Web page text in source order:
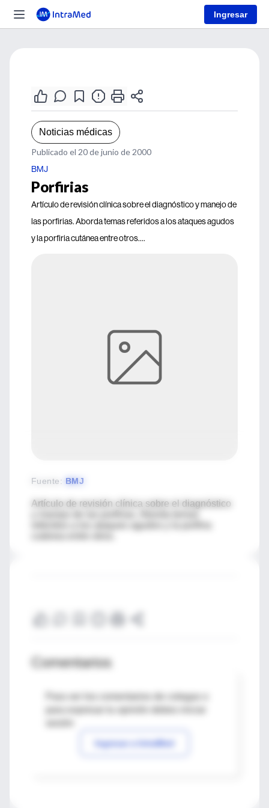
Ingresar
Noticias médicas
Publicado el 20 de junio de 2000
BMJ
Porfirias
Artículo de revisión clínica sobre el diagnóstico y manejo de
las porfirias. Aborda temas referidos a los ataques agudos
y la porfiria cutánea entre otros....
Fuente: BMJ
Artículo de revisión clínica sobre el diagnóstico
Comentarios
Para ver los comentarios de colegas o
Ingresar a IntraMed